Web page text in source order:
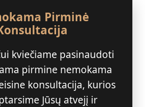
Pirminė
kviečiame pasinaudoti
pirmine nemokama
konsultacija, kurios
Jūsų atvejį ir